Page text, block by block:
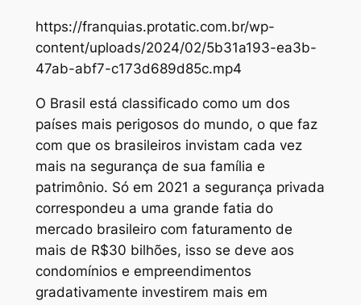
https://franquias.protatic.com.br/wp-
content/uploads/2024/02/5b31a193-ea3b-
47ab-abf7-c173d689d85c.mp4
O Brasil está classificado como um dos
países mais perigosos do mundo, o que faz
com que os brasileiros invistam cada vez
mais na segurança de sua família e
patrimônio. Só em 2021 a segurança privada
correspondeu a uma grande fatia do
mercado brasileiro com faturamento de
mais de R$30 bilhões, isso se deve aos
condomínios e empreendimentos
gradativamente investirem mais em